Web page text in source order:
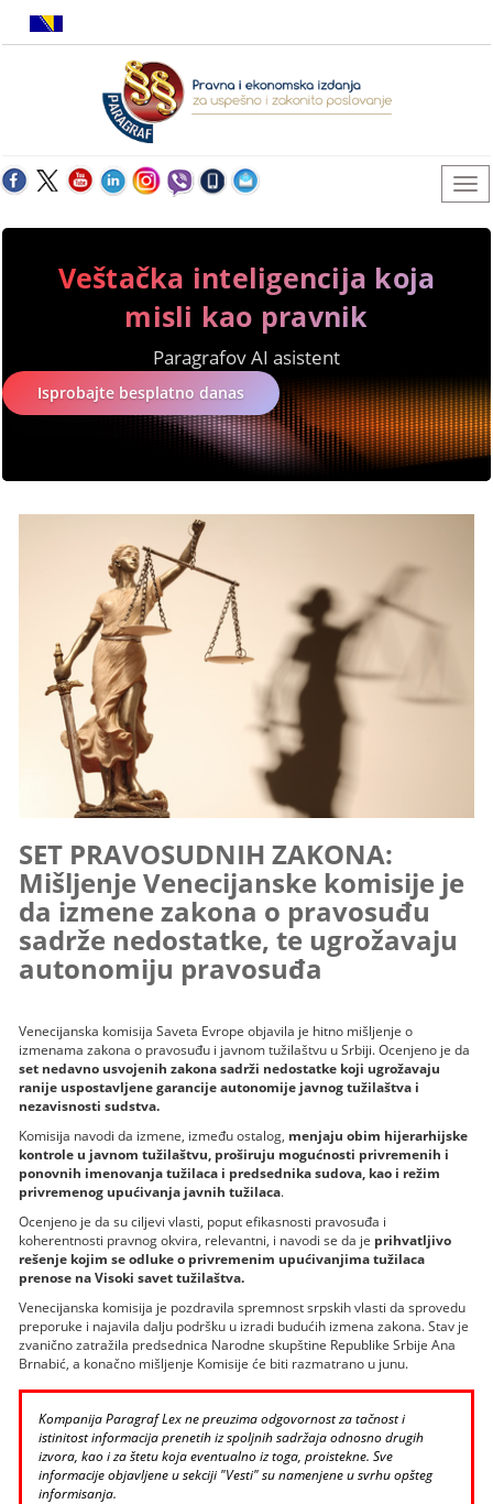
Veštačka inteligencija koja
misli kao pravnik
Paragrafov AI asistent
Isprobajte besplatno danas
SET PRAVOSUDNIH ZAKONA:
Mišljenje Venecijanske komisije je
da izmene zakona o pravosuđu
sadrže nedostatke, te ugrožavaju
autonomiju pravosuđa
Venecijanska komisija Saveta Evrope objavila je hitno mišljenje o
izmenama zakona o pravosuđu i javnom tužilaštvu u Srbiji. Ocenjeno je da
set nedavno usvojenih zakona sadrži nedostatke koji ugrožavaju
ranije uspostavljene garancije autonomije javnog tužilaštva i
nezavisnosti sudstva.
Komisija navodi da izmene, između ostalog, menjaju obim hijerarhijske
kontrole u javnom tužilaštvu, proširuju mogućnosti privremenih i
ponovnih imenovanja tužilaca i predsednika sudova, kao i režim
privremenog upućivanja javnih tužilaca.
Ocenjeno je da su ciljevi vlasti, poput efikasnosti pravosuđa i
koherentnosti pravnog okvira, relevantni, i navodi se da je prihvatljivo
rešenje kojim se odluke o privremenim upućivanjima tužilaca
prenose na Visoki savet tužilaštva.
Venecijanska komisija je pozdravila spremnost srpskih vlasti da sprovedu
preporuke i najavila dalju podršku u izradi budućih izmena zakona. Stav je
zvanično zatražila predsednica Narodne skupštine Republike Srbije Ana
Brnabić, a konačno mišljenje Komisije će biti razmatrano u junu.
Kompanija Paragraf Lex ne preuzima odgovornost za tačnost i
istinitost informacija prenetih iz spoljnih sadržaja odnosno drugih
izvora, kao i za štetu koja eventualno iz toga, proistekne. Sve
informacije objavljene u sekciji "Vesti" su namenjene u svrhu opšteg
informisanja.